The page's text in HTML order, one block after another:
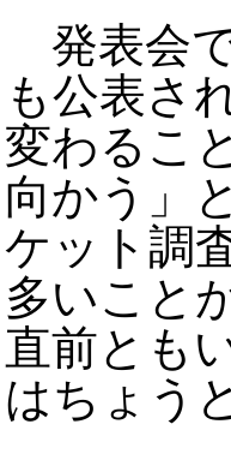
発表会
も公表さ
変わるこ
向かう」
ケット調
多いこと
直前とも
はちょう